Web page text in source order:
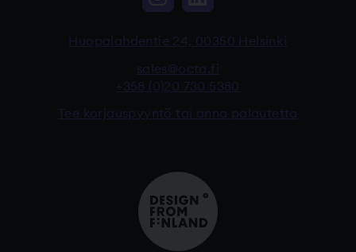
Huopalahdentie 24, 00350 Helsinki
sales@octa.fi
+358 (0)20 730 5380
Tee korjauspyyntö tai anna palautetta